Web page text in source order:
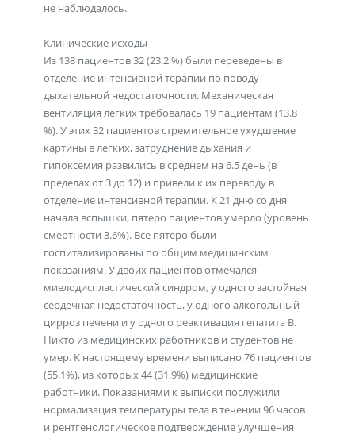
не наблюдалось.
Клинические исходы
Из 138 пациентов 32 (23.2 %) были переведены в
отделение интенсивной терапии по поводу
дыхательной недостаточности. Механическая
вентиляция легких требовалась 19 пациентам (13.8
%). У этих 32 пациентов стремительное ухудшение
картины в легких, затруднение дыхания и
гипоксемия развились в среднем на 6.5 день (в
пределах от 3 до 12) и привели к их переводу в
отделение интенсивной терапии. К 21 дню со дня
начала вспышки, пятеро пациентов умерло (уровень
смертности 3.6%). Все пятеро были
госпитализированы по общим медицинским
показаниям. У двоих пациентов отмечался
миелодиспластический синдром, у одного застойная
сердечная недостаточность, у одного алкогольный
цирроз печени и у одного реактивация гепатита В.
Никто из медицинских работников и студентов не
умер. К настоящему времени выписано 76 пациентов
(55.1%), из которых 44 (31.9%) медицинские
работники. Показаниями к выписки послужили
нормализация температуры тела в течении 96 часов
и рентгенологическое подтверждение улучшения